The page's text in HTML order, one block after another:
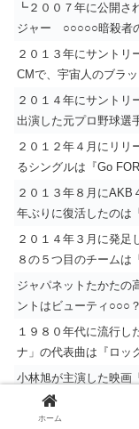
┗２００７年に公開さ
ジャー ○○○○○暗殺者
２０１３年にサントリ
CMで、宇宙人のブラ
２０１４年にサントリ
出演した元プロ野球選
２０１２年４月にリリ
るシングルは『Go
２０１３年８月にAKB
年ぶりに復活したのは
２０１４年３月に発足
８の５つ目のチームは
ジャパネットたかたの
ントはビューティ○○○？
１９８０年代に流行し
ナ」の代表曲は『ロッ
小林旭が主演した映画
『○○○を持った渡り鳥
小林旭のヒット曲『昔
ホーム